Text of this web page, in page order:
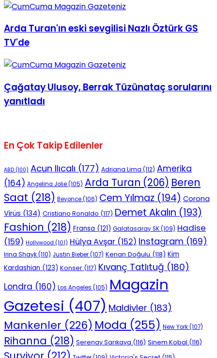
Arda Turan'ın eski sevgilisi Nazlı Öztürk GS
TV'de
Çağatay Ulusoy, Berrak Tüzünataç sorularını
yanıtladı
En Çok Takip Edilenler
ABD (100) Acun Ilıcalı (177) Adriana Lima (112) Amerika
(164) Angelina Jolie(105) Arda Turan (206) Beren
Saat (218) Beyonce(106) Cem Yılmaz (194) Corona
Virüs (134) Cristiano Ronaldo (117) Demet Akalın (193)
Fashion (218) Fransa (121) Galatasaray SK(109) Hadise
(159) Hollywood (101) Hülya Avşar (152) Instagram (169)
Irina Shayk(110) Justin Bieber(107) Kenan Doğulu (118) Kim
Kardashian (123) Konser (117) Kıvanç Tatlıtuğ (180)
Londra (160) Los Angeles (105) Magazin
Gazetesi (407) Maldivler (183)
Mankenler (226) Moda (255) New York(107)
Rihanna (218) Serenay Sarıkaya (116) Sinem Kobal (116)